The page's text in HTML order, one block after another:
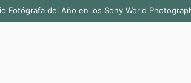
Fotógrafa del Año en los Sony World